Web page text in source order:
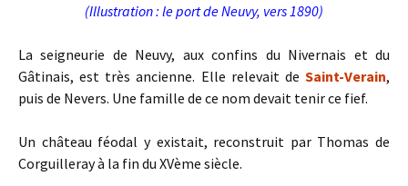
(Illustration : le port de Neuvy, vers 1890)
La seigneurie de Neuvy, aux confins du Nivernais et du
Gâtinais, est très ancienne. Elle relevait de Saint-Verain,
puis de Nevers. Une famille de ce nom devait tenir ce fief.
Un château féodal y existait, reconstruit par Thomas de
Corguilleray à la fin du XVème siècle.